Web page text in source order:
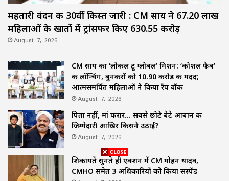
महतारी वंदन की 30वीं किस्त जारी : CM साय ने 67.20 लाख
महिलाओं के खातों में ट्रांसफर किए ₹630.55 करोड़
August 7, 2026
CM साय का ‘लोकल टू ग्लोबल’ मिशन: ‘कोशल फैब’
की लॉन्चिंग, बुनकरों को 10.90 करोड़ की मदद;
आत्मसमर्पित महिलाओं ने किया रैंप वॉक
August 7, 2026
पिता नहीं, मां फरार… सबसे छोटे बेटे आबान की
जिम्मेदारी आखिर किसने उठाई?
August 7, 2026
शिकायतें सुनते ही एक्शन में CM मोहन यादव,
CMHO समेत 3 अधिकारियों को किया सस्पेंड